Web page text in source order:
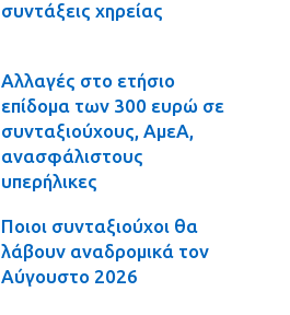
συντάξεις χηρείας
Αλλαγές στο ετήσιο
επίδομα των 300 ευρώ σε
συνταξιούχους, ΑμεΑ,
ανασφάλιστους
υπερήλικες
Ποιοι συνταξιούχοι θα
λάβουν αναδρομικά τον
Αύγουστο 2026